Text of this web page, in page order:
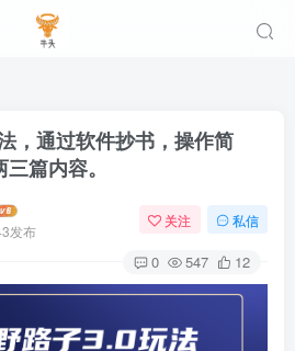
，通过软件抄书，操作简
篇内容。
发布
关注 私信
0 547 12